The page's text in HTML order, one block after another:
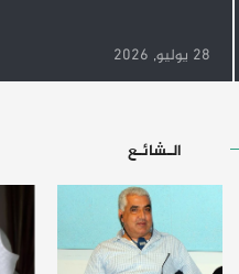
28 يوليو, 2026
الـشائـع